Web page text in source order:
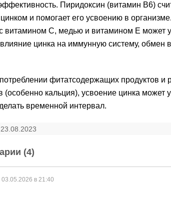
Пиридоксин (витамин B6)
и помогает его усвоению в
витамином С, медью и витамином Е может
цинка на иммунную систему, обмен
фитатсодержащих продуктов и
(особенно кальция), усвоение цинка может
временной интервал.
23.08.2023
(4)
03.05.2026 в 21:40